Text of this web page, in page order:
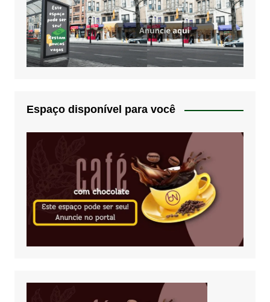
Espaço disponível para você